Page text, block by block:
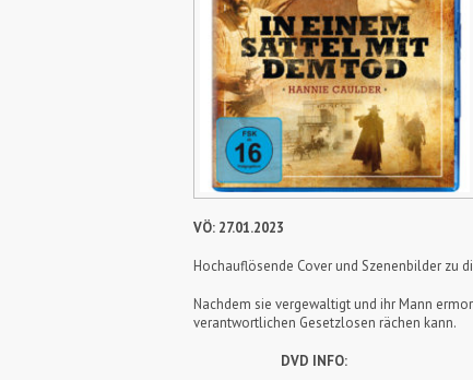
VÖ: 27.01.2023
Hochauflösende Cover und Szenenbilder zu
Nachdem sie vergewaltigt und ihr Mann
verantwortlichen Gesetzlosen rächen kann.
DVD INFO: